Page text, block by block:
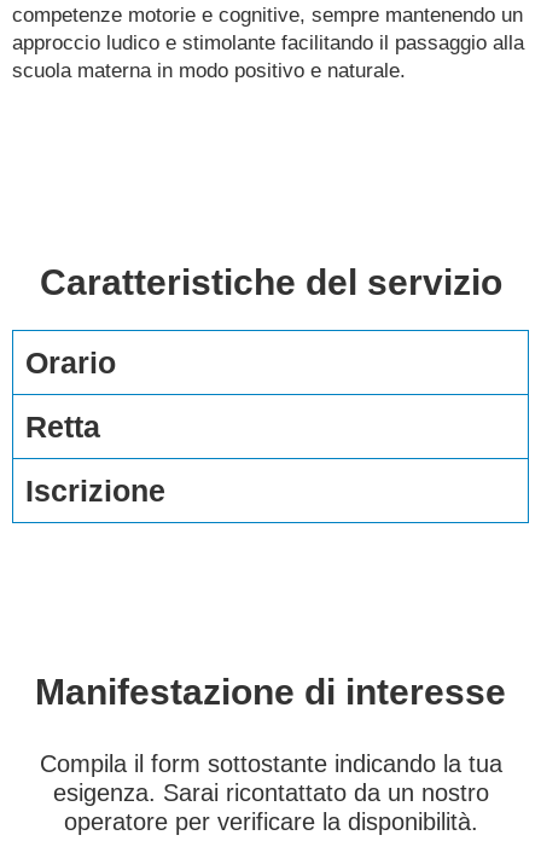
competenze motorie e cognitive, sempre mantenendo un
approccio ludico e stimolante facilitando il passaggio alla
scuola materna in modo positivo e naturale.
Caratteristiche del servizio
Orario
Retta
Iscrizione
Manifestazione di interesse
Compila il form sottostante indicando la tua
esigenza. Sarai ricontattato da un nostro
operatore per verificare la disponibilità.